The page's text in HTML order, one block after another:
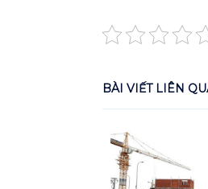
BÀI VIẾT LIÊN